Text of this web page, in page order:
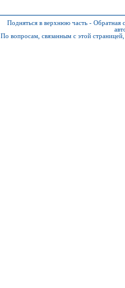
Подняться в верхнюю часть - Обратная
По вопросам, связанным с этой